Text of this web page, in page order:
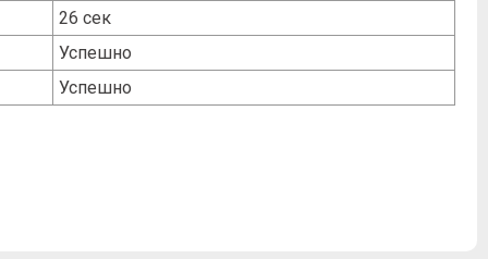
26 сек
Успешно
Успешно